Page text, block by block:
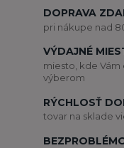
DOPRAVA
pri nákupe nad
VÝDAJNÉ
miesto, kde
výberom
RÝCHLOSŤ
tovar na sklade